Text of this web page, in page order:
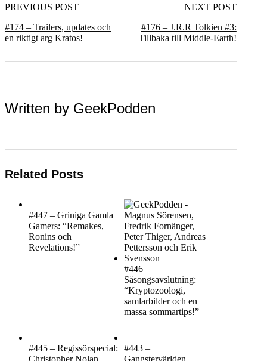
PREVIOUS POST
#174 – Trailers, updates och
en riktigt arg Kratos!
NEXT POST
#176 – J.R.R Tolkien #3:
Tillbaka till Middle-Earth!
Written by GeekPodden
Related Posts
#447 – Griniga Gamla
Gamers: “Remakes,
Ronins och
Revelations!”
#446 –
Säsongsavslutning:
“Kryptozoologi,
samlarbilder och en
massa sommartips!”
#445 – Regissörspecial:
Christopher Nolan
#443 –
Gangstervärlden